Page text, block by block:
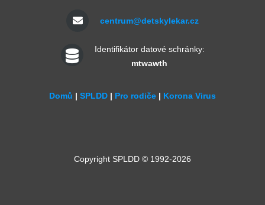
centrum@detskylekar.cz
Identifikátor datové schránky:
mtwawth
Domů | SPLDD | Pro rodiče | Korona Virus
Copyright SPLDD © 1992-2026